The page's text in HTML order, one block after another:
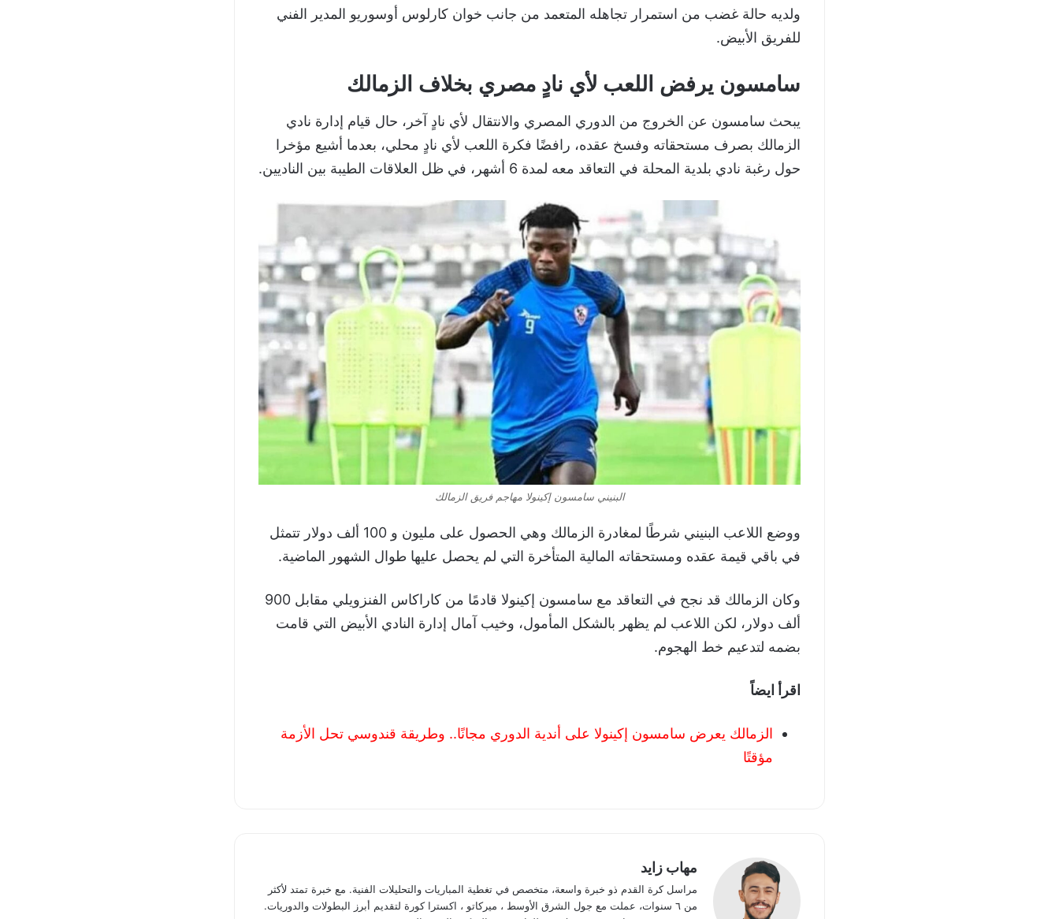
ولديه حالة غضب من استمرار تجاهله المتعمد من جانب خوان كارلوس أوسوريو المدير الفني
للفريق الأبيض.
سامسون يرفض اللعب لأي نادٍ مصري بخلاف الزمالك
يبحث سامسون عن الخروج من الدوري المصري والانتقال لأي نادٍ آخر، حال قيام إدارة نادي
الزمالك بصرف مستحقاته وفسخ عقده، رافضًا فكرة اللعب لأي نادٍ محلي، بعدما أشيع مؤخرا
حول رغبة نادي بلدية المحلة في التعاقد معه لمدة 6 أشهر، في ظل العلاقات الطيبة بين الناديين.
البنيني سامسون إكينولا مهاجم فريق الزمالك
ووضع اللاعب البنيني شرطًا لمغادرة الزمالك وهي الحصول على مليون و 100 ألف دولار تتمثل
في باقي قيمة عقده ومستحقاته المالية المتأخرة التي لم يحصل عليها طوال الشهور الماضية.
وكان الزمالك قد نجح في التعاقد مع سامسون إكينولا قادمًا من كاراكاس الفنزويلي مقابل 900
ألف دولار، لكن اللاعب لم يظهر بالشكل المأمول، وخيب آمال إدارة النادي الأبيض التي قامت
بضمه لتدعيم خط الهجوم.
اقرأ ايضاً
الزمالك يعرض سامسون إكينولا على أندية الدوري مجانًا.. وطريقة قندوسي تحل الأزمة
مؤقتًا
مهاب زايد
مراسل كرة القدم ذو خبرة واسعة، متخصص في تغطية المباريات والتحليلات الفنية. مع خبرة تمتد لأكثر
من ٦ سنوات، عملت مع جول الشرق الأوسط ، ميركاتو ، اكسترا كورة لتقديم أبرز البطولات والدوريات.